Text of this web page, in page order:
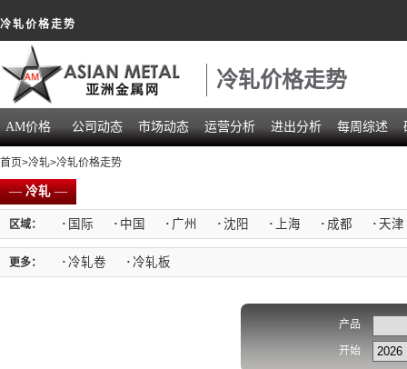
冷轧价格走势
冷轧价格走势
AM价格 公司动态 市场动态 运营分析 进出分析 每周综述
首页>冷轧>冷轧价格走势
—冷轧—
区域： · 国际 · 中国 · 广州 · 沈阳 · 上海 · 成都 · 天津
更多： · 冷轧卷 · 冷轧板
产品
开始